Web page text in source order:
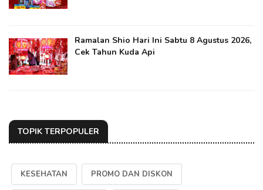
Ramalan Shio Hari Ini Sabtu 8 Agustus 2026,
Cek Tahun Kuda Api
TOPIK TERPOPULER
KESEHATAN PROMO DAN DISKON